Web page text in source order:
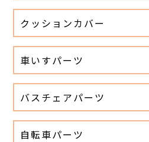
クッションカバー
車いすパーツ
バスチェアパーツ
自転車パーツ